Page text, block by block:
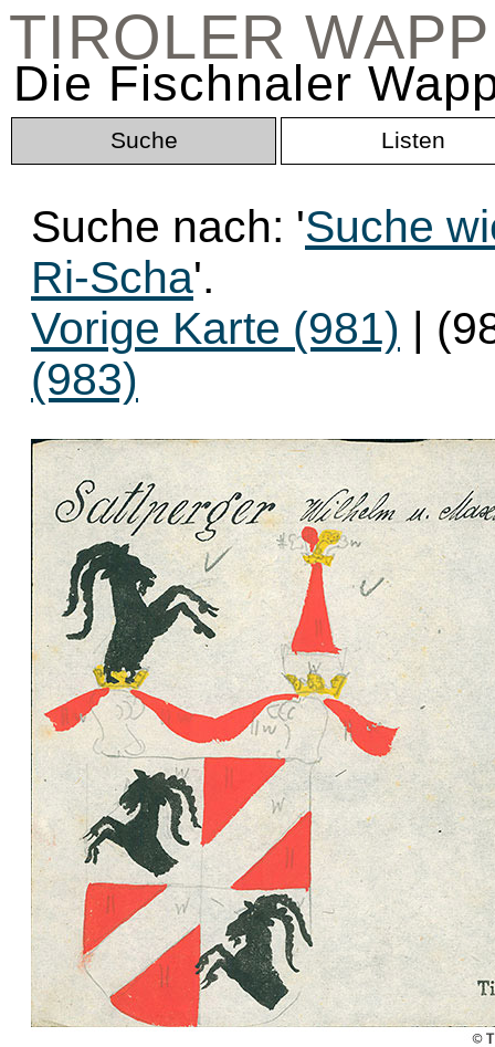
TIROLER
Die Fischnaler
Suche Listen
Suche nach: 'Suche
Ri-Scha'.
Vorige Karte (981) |
(983)